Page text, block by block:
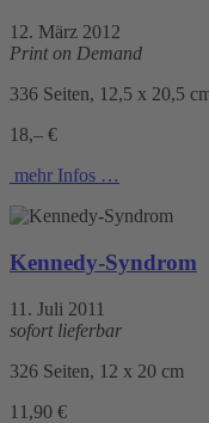
12. März 2012
Print on Demand
336 Seiten, 12,5 x 20,5
18,– €
mehr Infos …
Kennedy-Syndrom
11. Juli 2011
sofort lieferbar
326 Seiten, 12 x 20 cm
11,90 €